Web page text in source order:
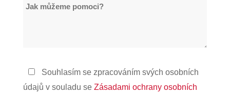
*Jak
Zásady
ochrany
Souhlasím se zpracováním svých osobních
údajů v souladu se Zásadami ochrany osobních